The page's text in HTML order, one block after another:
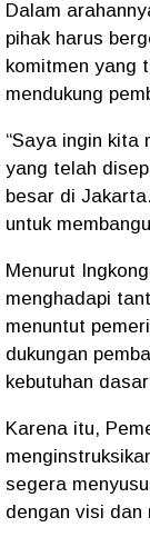
Dalam
pihak harus
komitmen yang
mendukung
“Saya ingin kita
yang telah
besar di
untuk
Menurut
menghadapi
menuntut
dukungan
kebutuhan
Karena itu,
segera
dengan visi dan